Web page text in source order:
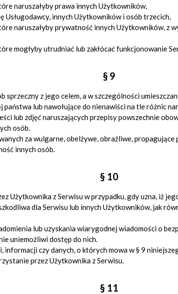
naruszałyby prawa innych Użytkowników,
Usługodawcy, innych Użytkowników i osób trzecich,
naruszałyby prywatność innych Użytkowników, z
mogłyby utrudniać lub zakłócać funkcjonowanie
§ 9
sprzeczny z jego celem, a w szczególności
lub nawołujące do nienawiści na tle różnic
lub zdjęć naruszających przepisy powszechnie
osób.
za wulgarne, obelżywe, obraźliwe,
innych osób.
§ 10
Użytkownika z Serwisu w przypadku, gdy uzna, iż
dla Serwisu lub innych Użytkowników, jak
lub uzyskania wiarygodnej wiadomości o
uniemożliwi dostęp do nich.
czy danych, o których mowa w § 9
przez Użytkownika z Serwisu.
§ 11